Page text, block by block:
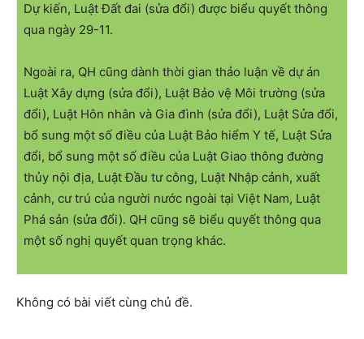
Dự kiến, Luật Đất đai (sửa đổi) được biểu quyết thông
qua ngày 29-11.
Ngoài ra, QH cũng dành thời gian thảo luận về dự án
Luật Xây dựng (sửa đổi), Luật Bảo vệ Môi trường (sửa
đổi), Luật Hôn nhân và Gia đình (sửa đổi), Luật Sửa đổi,
bổ sung một số điều của Luật Bảo hiểm Y tế, Luật Sửa
đổi, bổ sung một số điều của Luật Giao thông đường
thủy nội địa, Luật Đầu tư công, Luật Nhập cảnh, xuất
cảnh, cư trú của người nước ngoài tại Việt Nam, Luật
Phá sản (sửa đổi). QH cũng sẽ biểu quyết thông qua
một số nghị quyết quan trọng khác.
Không có bài viết cùng chủ đề.